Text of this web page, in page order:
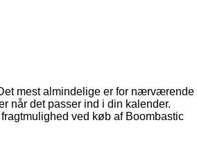
mest almindelige er for nærværende
når det passer ind i din kalender.
ved køb af Boombastic